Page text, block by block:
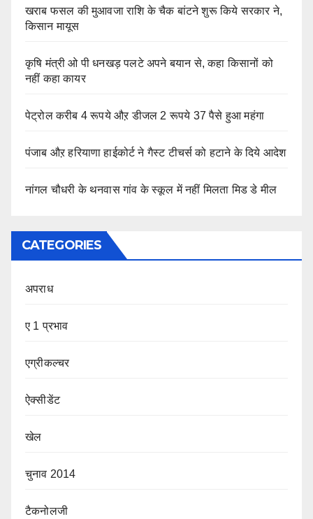
खराब फसल की मुआवजा राशि के चैक बांटने शुरू किये सरकार ने,
किसान मायूस
कृषि मंत्री ओ पी धनखड़ पलटे अपने बयान से, कहा किसानों को
नहीं कहा कायर
पेट्रोल करीब 4 रूपये औऱ डीजल 2 रूपये 37 पैसे हुआ महंगा
पंजाब औऱ हरियाणा हाईकोर्ट ने गैस्ट टीचर्स को हटाने के दिये आदेश
नांगल चौधरी के थनवास गांव के स्कूल में नहीं मिलता मिड डे मील
CATEGORIES
अपराध
ए 1 प्रभाव
एग्रीकल्चर
ऐक्सीडेंट
खेल
चुनाव 2014
टैकनोलजी